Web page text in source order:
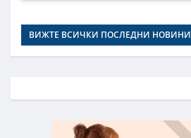
ВИЖТЕ ВСИЧКИ ПОСЛЕДНИ НОВИНИ